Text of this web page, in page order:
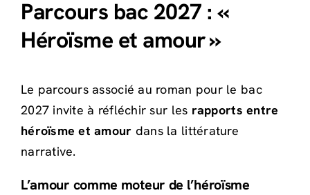
Parcours bac 2027 : «
Héroïsme et amour »
Le parcours associé au roman pour le bac
2027 invite à réfléchir sur les rapports entre
héroïsme et amour dans la littérature
narrative.
L’amour comme moteur de l’héroïsme